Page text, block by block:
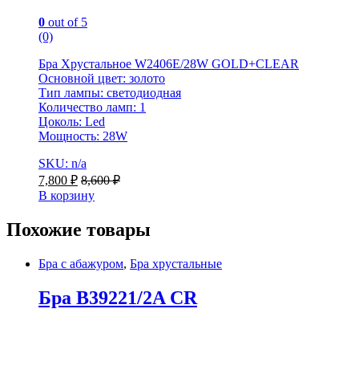
0 out of 5
(0)
Бра Хрустальное W2406E/28W GOLD+CLEAR
Основной цвет: золото
Тип лампы: светодиодная
Количество ламп: 1
Цоколь: Led
Мощность: 28W
SKU: n/a
7,800 ₽ 8,600₽
В корзину
Похожие товары
Бра с абажуром, Бра хрустальные
Бра B39221/2A CR